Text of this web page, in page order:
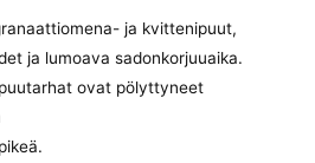
ja kvittenipuut,
ja lumoava sadonkorjuuaika.
ovat pölyttyneet